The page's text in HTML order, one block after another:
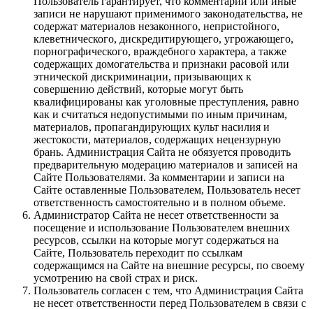
записи не нарушают применимого законодательства, не
содержат материалов незаконного, непристойного,
клеветнического, дискредитирующего, угрожающего,
порнографического, враждебного характера, а также
содержащих домогательства и признаки расовой или
этнической дискриминации, призывающих к
совершению действий, которые могут быть
квалифицированы как уголовные преступления, равно
как и считаться недопустимыми по иным причинам,
материалов, пропагандирующих культ насилия и
жестокости, материалов, содержащих нецензурную
брань. Администрация Сайта не обязуется проводить
предварительную модерацию материалов и записей на
Сайте Пользователями. За комментарии и записи на
Сайте оставленные Пользователем, Пользователь несет
ответственность самостоятельно и в полном объеме.
Администратор Сайта не несет ответственности за
посещение и использование Пользователем внешних
ресурсов, ссылки на которые могут содержаться на
Сайте, Пользователь переходит по ссылкам
содержащимся на Сайте на внешние ресурсы, по своему
усмотрению на свой страх и риск.
Пользователь согласен с тем, что Администрация Сайта
не несет ответственности перед Пользователем в связи с